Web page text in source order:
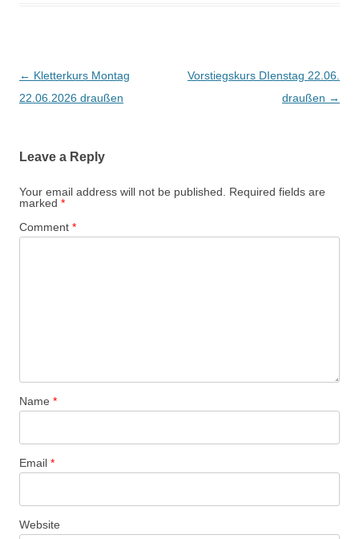
Post
navigation
← Kletterkurs Montag
22.06.2026 draußen
Vorstiegskurs DIenstag 22.06.
draußen →
Leave a Reply
Your email address will not be published.
Required fields are
marked *
Comment *
Name *
Email *
Website